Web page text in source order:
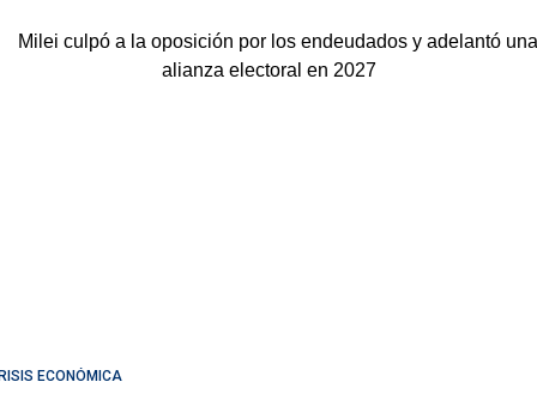
ECONÓMICA